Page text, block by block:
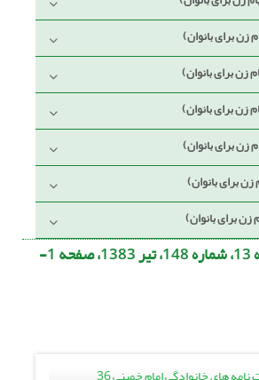
دوره 13، شماره 148، تیر 1383، صفحه 1-